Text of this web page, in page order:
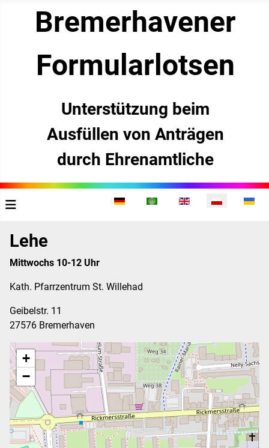
Bremerhavener
­Formularlotsen
Unterstützung beim
Ausfüllen von Anträgen
durch Ehrenamtliche
Wybierz swój język
Lehe
Mittwochs 10-12 Uhr
Kath. Pfarrzentrum St. Willehad
Geibelstr. 11
27576 Bremerhaven
+
−